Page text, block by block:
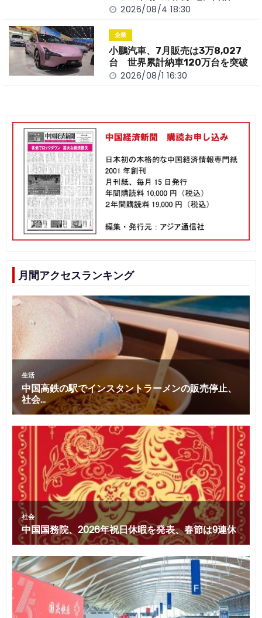
2026/08/4 18:30
企業
小鵬汽車、7月販売は3万8,027
台 世界累計納車120万台を突破
2026/08/1 16:30
月間アクセスランキング